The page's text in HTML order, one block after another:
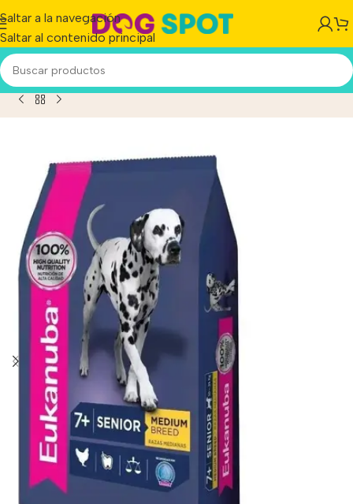
Saltar a la navegación
Saltar al contenido principal
/Producto/Eukanuba Perro Senior Raza Medianas x 3 kg